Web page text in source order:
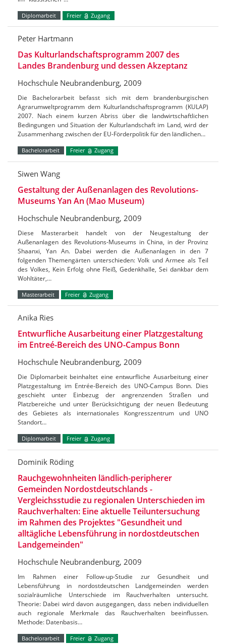
Diplomarbeit Freier Zugang
Peter Hartmann
Das Kulturlandschaftsprogramm 2007 des
Landes Brandenburg und dessen Akzeptanz
Hochschule Neubrandenburg, 2009
Die Bachelorarbeit befasst sich mit dem brandenburgischen
Agrarumweltprogramm dem Kulturlandschaftsprogramm (KULAP)
2007. Nach einem kurzen Abriss über die landwirtschaftlichen
Bedingungen und Situation der Kulturlandschaft im Land, wird der
Zusammenhang zwischen der EU-Förderpolitik für den ländlichen…
Bachelorarbeit Freier Zugang
Siwen Wang
Gestaltung der Außenanlagen des Revolutions-
Museums Yan An (Mao Museum)
Hochschule Neubrandenburg, 2009
Diese Masterarbeit handelt von der Neugestaltung der
Außenanlagen des Revolutions-Museums in China, in der Provinz
Shaanxi, Yan An. Dabei werden die Außenanlagen in den 7
folgenden Themengärten unterschieden: Volk und Armee als Teil
des Volkes, Kein Erfolg ohne Fleiß, Gedenkhalle, Sei dankbar dem
Wohltäter,…
Masterarbeit Freier Zugang
Anika Ries
Entwurfliche Ausarbeitung einer Platzgestaltung
im Entreé-Bereich des UNO-Campus Bonn
Hochschule Neubrandenburg, 2009
Die Diplomarbeit beinhaltet eine entwurfliche Ausarbeitung einer
Platzgestaltung im Entrée-Bereich des UNO-Campus Bonn. Dies
geschieht unter Einbezug der angrenzenden Straßen und
Platzbereiche und unter Berücksichtigung der neuen Bedeutung
des Gebietes als internationales Kongresszentrum und UNO
Standort…
Diplomarbeit Freier Zugang
Dominik Röding
Rauchgewohnheiten ländlich-peripherer
Gemeinden Nordostdeutschlands -
Vergleichsstudie zu regionalen Unterschieden im
Rauchverhalten: Eine aktuelle Teiluntersuchung
im Rahmen des Projektes "Gesundheit und
alltägliche Lebensführung in nordostdeutschen
Landgemeinden"
Hochschule Neubrandenburg, 2009
Im Rahmen einer Follow-up-Studie zur Gesundheit und
Lebensführung in nordostdeutschen Landgemeinden werden
sozialräumliche Unterschiede im Rauchverhalten untersucht.
Theorie: Dabei wird davon ausgegangen, dass neben individuellen
auch regionale Merkmale das Rauchverhalten beeinflussen.
Methode: Datenbasis…
Bachelorarbeit Freier Zugang